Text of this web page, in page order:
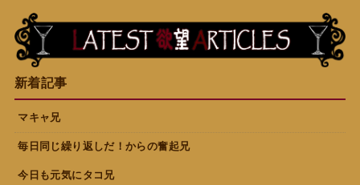
新着記事
マキャ兄
毎日同じ繰り返しだ！からの奮起兄
今日も元気にタコ兄